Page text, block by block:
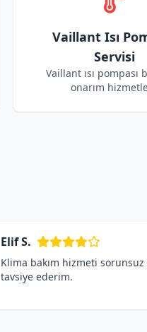
Vaillant Isı
Servisi
Vaillant ısı pompası
onarım
Elif S.
Klima bakım hizmeti sorunsuz
tavsiye ederim.